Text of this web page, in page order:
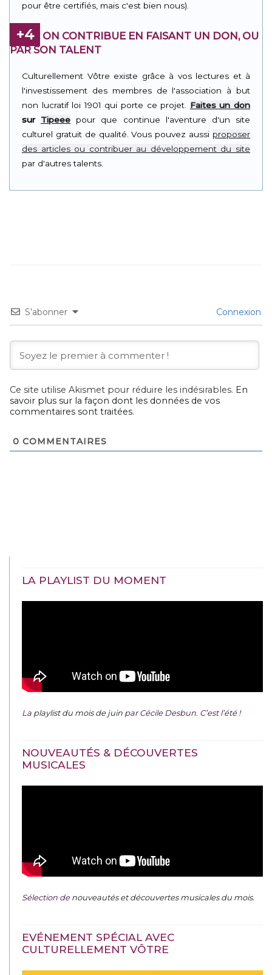
pour être certifiés, mais c'est bien nous).
+4
ON CONTRIBUE EN FAISANT UN DON, OU
PAR SON TALENT
Culturellement Vôtre existe grâce à vos lectures et à
l'investissement des membres de l'association à but
non lucratif loi 1901 qui porte ce projet. Faites un don
sur Tipeee pour que continue l'aventure d'un site
culturel gratuit de qualité. Vous pouvez aussi proposer
des articles ou contribuer au développement du site
par d'autres talents.
S’abonner Connexion
Ce site utilise Akismet pour réduire les indésirables. En
savoir plus sur la façon dont les données de vos
commentaires sont traitées.
0 COMMENTAIRES
LA PLAYLIST DU MOMENT
La playlist du mois de juin par Cécile Desbun. C’est l’été !
NOUVEAUTÉS & DÉCOUVERTES
MUSICALES
Sélection denouveautés et découvertes musicales du mois.
EVÉNEMENT SPÉCIAL AVEC
CULTURELLEMENT VÔTRE